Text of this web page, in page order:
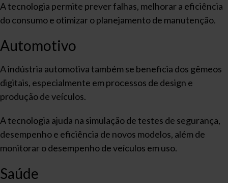
A tecnologia permite prever falhas, melhorar a eficiência
do consumo e otimizar o planejamento de manutenção.
Automotivo
A indústria automotiva também se beneficia dos gêmeos
digitais, especialmente em processos de design e
produção de veículos.
A tecnologia ajuda na simulação de testes de segurança,
desempenho e eficiência de novos modelos, além de
monitorar o desempenho de veículos em uso.
Saúde